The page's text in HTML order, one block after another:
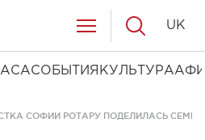
СОБЫТИЯ КУЛЬТУРА
UK
СОФИИ РОТАРУ ПОДЕЛИЛАСЬ